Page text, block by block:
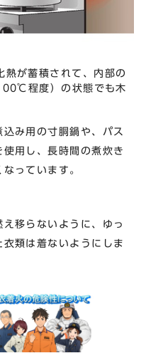
が蓄積されて、内部の
程度）の状態でも木
み用の寸胴鍋や、パス
用し、長時間の煮炊き
っています。
移らないように、ゆっ
類は着ないようにしま